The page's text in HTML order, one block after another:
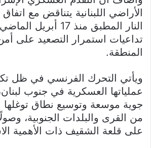
الأراضي اللبنانية يتناقض مع
النار المطبق منذ 17
تداعيات استمرار التصعيد على
المنطقة.
ويأتي التحرك الفرنسي في ظل
عملياتها العسكرية في جنوب
جوية موسعة وتوسيع نطاق
من القرى والبلدات الجنوبية،
على قلعة الشقيف ذات الأهمية